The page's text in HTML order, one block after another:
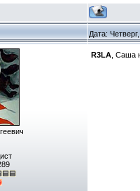
Дата:
R3LA , Саша